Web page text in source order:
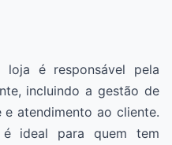
é responsável pela
incluindo a gestão de
atendimento ao cliente.
ideal para quem tem